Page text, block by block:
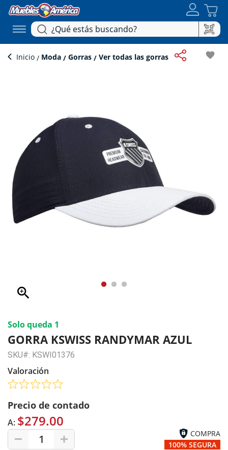
Inicio Moda Gorras Ver todas las gorras favorite
zoom_in
Solo queda 1
GORRA KSWISS RANDYMAR AZUL
SKU#: KSWI01376
Valoración
Precio de contado
A: $279.00
1
COMPRA
100% SEGURA